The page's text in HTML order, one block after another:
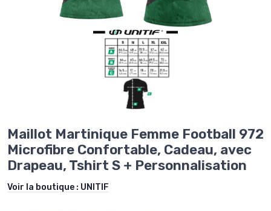
Maillot Martinique Femme Football 972
Microfibre Confortable, Cadeau, avec
Drapeau, Tshirt S + Personnalisation
Voir la boutique : UNITIF